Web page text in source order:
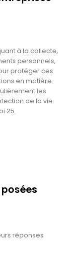
à la collecte,
personnels,
protéger ces
en matière
les
de la vie
25.
réponses